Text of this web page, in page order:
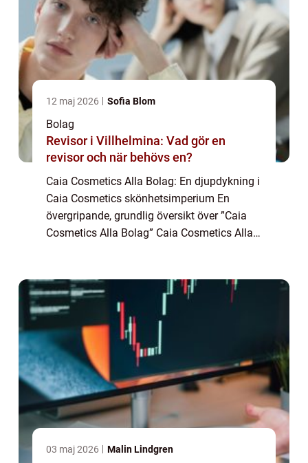
12 maj 2026 Sofia Blom
Bolag
Revisor i Villhelmina: Vad gör en
revisor och när behövs en?
Caia Cosmetics Alla Bolag: En djupdykning i
Caia Cosmetics skönhetsimperium En
övergripande, grundlig översikt över ”Caia
Cosmetics Alla Bolag” Caia Cosmetics Alla
03 maj 2026 Malin Lindgren